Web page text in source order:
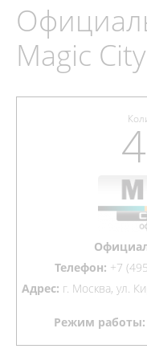
Magic City
4
Телефон: +7
Адрес: г. Москва, ул.
Режим работы: